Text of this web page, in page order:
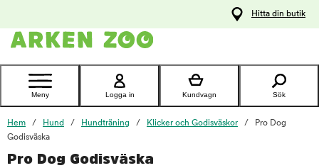
Kontakta
Hitta din butik
Meny Logga in Kundvagn Sök
Hem Hund Hundträning Klicker och Godisväskor
Pro Dog
Godisväska
Pro Dog Godisväska
foo